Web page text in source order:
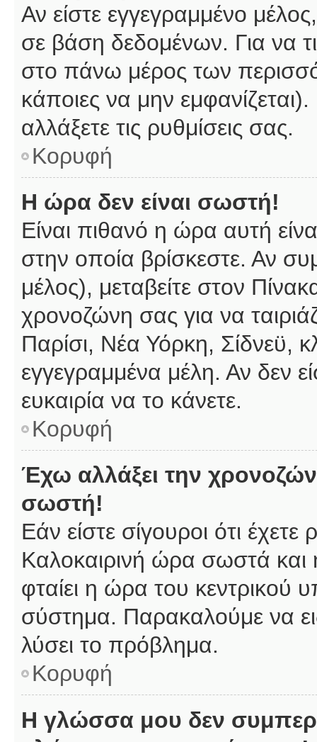
Αν είστε εγγεγραμμένο
σε βάση δεδομένων. Για να
στο πάνω μέρος των
κάποιες να μην
αλλάξετε τις ρυθμίσεις σας.
Κορυφή
Η ώρα δεν είναι σωστή!
Είναι πιθανό η ώρα αυτή
στην οποία βρίσκεστε. Αν
μέλος), μεταβείτε στον
χρονοζώνη σας για να
Παρίσι, Νέα Υόρκη, Σίδνεϋ,
εγγεγραμμένα μέλη. Αν δεν
ευκαιρία να το κάνετε.
Κορυφή
Έχω αλλάξει την
σωστή!
Εάν είστε σίγουροι ότι
Καλοκαιρινή ώρα σωστά και
φταίει η ώρα του κεντρικού
σύστημα. Παρακαλούμε να
λύσει το πρόβλημα.
Κορυφή
Η γλώσσα μου δεν